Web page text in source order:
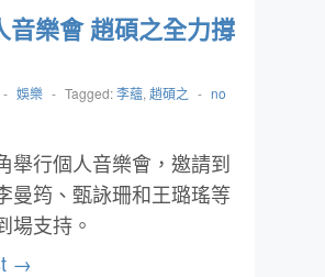
音樂會 趙碩之全力撐
- 娛樂 - Tagged:李蘊, 趙碩之 - no
舉行個人音樂會，邀請到
曼筠、甄詠珊和王璐瑤等
場支持。
→